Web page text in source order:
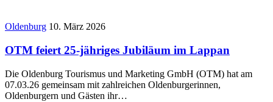
Oldenburg 10. März 2026
OTM feiert 25-jähriges Jubiläum im Lappan
Die Oldenburg Tourismus und Marketing GmbH (OTM) hat am
07.03.26 gemeinsam mit zahlreichen Oldenburgerinnen,
Oldenburgern und Gästen ihr…